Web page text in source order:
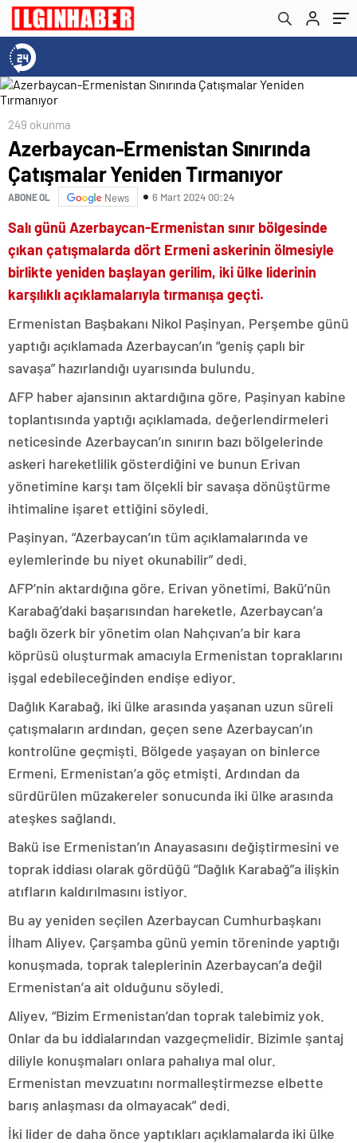
249 okunma
Azerbaycan-Ermenistan Sınırında
Çatışmalar Yeniden Tırmanıyor
ABONE OL News 6 Mart 2024 00:24
Salı günü Azerbaycan-Ermenistan sınır bölgesinde
çıkan çatışmalarda dört Ermeni askerinin ölmesiyle
birlikte yeniden başlayan gerilim, iki ülke liderinin
karşılıklı açıklamalarıyla tırmanışa geçti.
Ermenistan Başbakanı Nikol Paşinyan, Perşembe günü
yaptığı açıklamada Azerbaycan’ın “geniş çaplı bir
savaşa” hazırlandığı uyarısında bulundu.
AFP haber ajansının aktardığına göre, Paşinyan kabine
toplantısında yaptığı açıklamada, değerlendirmeleri
neticesinde Azerbaycan’ın sınırın bazı bölgelerinde
askeri hareketlilik gösterdiğini ve bunun Erivan
yönetimine karşı tam ölçekli bir savaşa dönüştürme
ihtimaline işaret ettiğini söyledi.
Paşinyan, “Azerbaycan’ın tüm açıklamalarında ve
eylemlerinde bu niyet okunabilir” dedi.
AFP’nin aktardığına göre, Erivan yönetimi, Bakü’nün
Karabağ’daki başarısından hareketle, Azerbaycan’a
bağlı özerk bir yönetim olan Nahçıvan’a bir kara
köprüsü oluşturmak amacıyla Ermenistan topraklarını
işgal edebileceğinden endişe ediyor.
Dağlık Karabağ, iki ülke arasında yaşanan uzun süreli
çatışmaların ardından, geçen sene Azerbaycan’ın
kontrolüne geçmişti. Bölgede yaşayan on binlerce
Ermeni, Ermenistan’a göç etmişti. Ardından da
sürdürülen müzakereler sonucunda iki ülke arasında
ateşkes sağlandı.
Bakü ise Ermenistan’ın Anayasasını değiştirmesini ve
toprak iddiası olarak gördüğü “Dağlık Karabağ”a ilişkin
atıfların kaldırılmasını istiyor.
Bu ay yeniden seçilen Azerbaycan Cumhurbaşkanı
İlham Aliyev, Çarşamba günü yemin töreninde yaptığı
konuşmada, toprak taleplerinin Azerbaycan’a değil
Ermenistan’a ait olduğunu söyledi.
Aliyev, “Bizim Ermenistan’dan toprak talebimiz yok.
Onlar da bu iddialarından vazgeçmelidir. Bizimle şantaj
diliyle konuşmaları onlara pahalıya mal olur.
Ermenistan mevzuatını normalleştirmezse elbette
barış anlaşması da olmayacak” dedi.
İki lider de daha önce yaptıkları açıklamalarda iki ülke